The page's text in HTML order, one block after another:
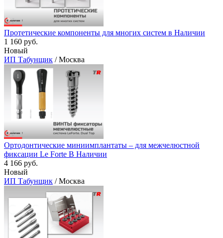
Протетические компоненты для многих систем в Наличии
1 160 руб.
Новый
ИП Табунщик / Москва
Ортодонтические миниимплантаты – для межчелюстной
фиксации Le Forte В Наличии
4 166 руб.
Новый
ИП Табунщик / Москва